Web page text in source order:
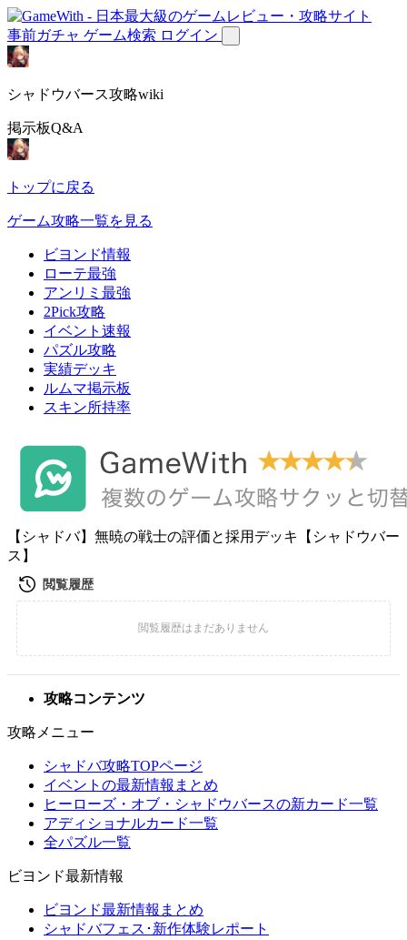
事前ガチャ ゲーム検索 ログイン
シャドウバース攻略wiki
掲示板Q&A
トップに戻る
ゲーム攻略一覧を見る
ビヨンド情報
ローテ最強
アンリミ最強
2Pick攻略
イベント速報
パズル攻略
実績デッキ
ルムマ掲示板
スキン所持率
【シャドバ】無暁の戦士の評価と採用デッキ【シャドウバー
ス】
攻略コンテンツ
攻略メニュー
シャドバ攻略TOPページ
イベントの最新情報まとめ
ヒーローズ・オブ・シャドウバースの新カード一覧
アディショナルカード一覧
全パズル一覧
ビヨンド最新情報
ビヨンド最新情報まとめ
シャドバフェス･新作体験レポート